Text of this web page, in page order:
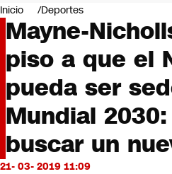
Negocios
Deportes
Programas completos
Cultura
Servicios
Bits
CNN tiempo
Opinión
Inicio Deportes
Mayne-
piso a que el
pueda ser
Mundial
buscar un
21- 03- 2019 11:09